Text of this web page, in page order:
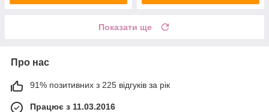
Показати ще
Про нас
91% позитивних з 225 відгуків за рік
Працює з 11.03.2016